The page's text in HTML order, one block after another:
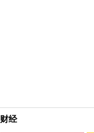
财经